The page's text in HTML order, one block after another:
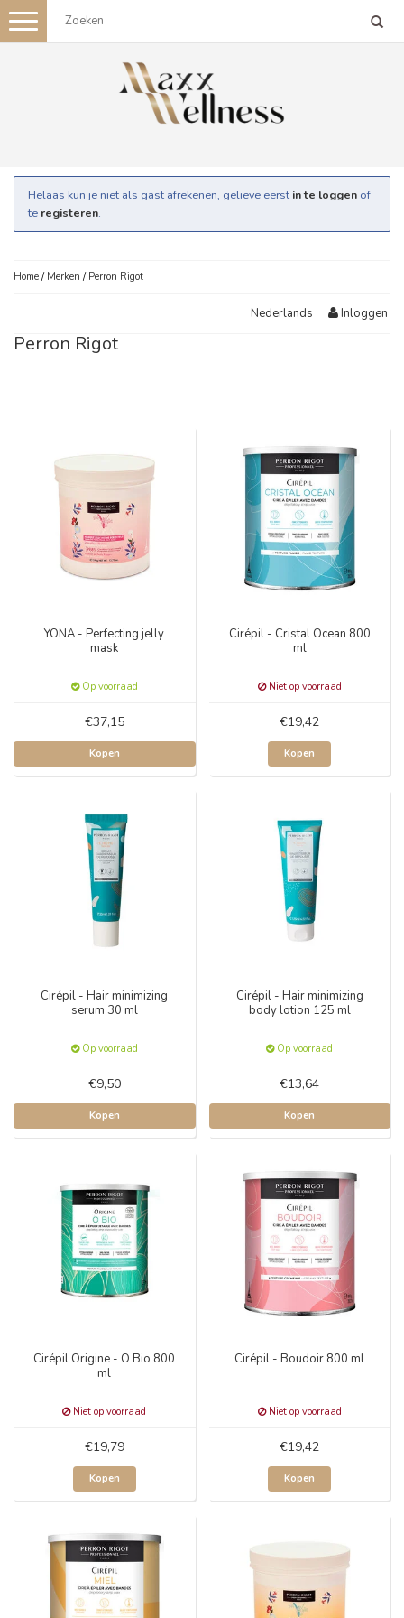
Toggle
navigation
Helaas kun je niet als gast afrekenen, gelieve eerst in te loggen of
te registeren.
Home / Merken / Perron Rigot
Nederlands Inloggen
Perron Rigot
YONA - Perfecting jelly
mask
Op voorraad
€37,15
Kopen
Cirépil - Cristal Ocean 800
ml
Niet op voorraad
€19,42
Kopen
Cirépil - Hair minimizing
serum 30 ml
Op voorraad
€9,50
Kopen
Cirépil - Hair minimizing
body lotion 125 ml
Op voorraad
€13,64
Kopen
Cirépil Origine - O Bio 800
ml
Niet op voorraad
€19,79
Kopen
Cirépil - Boudoir 800 ml
Niet op voorraad
€19,42
Kopen